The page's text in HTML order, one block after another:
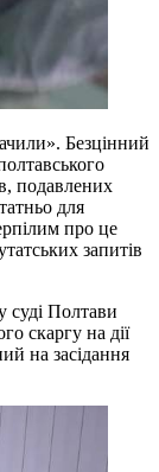
Безцінний
подавлених
для
про це
запитів
суді Полтави
скаргу на дії
на засідання